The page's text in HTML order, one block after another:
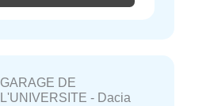
GARAGE DE
L'UNIVERSITE - Dacia